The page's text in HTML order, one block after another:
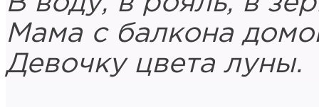
Мама с балкона
Девочку цвета луны.